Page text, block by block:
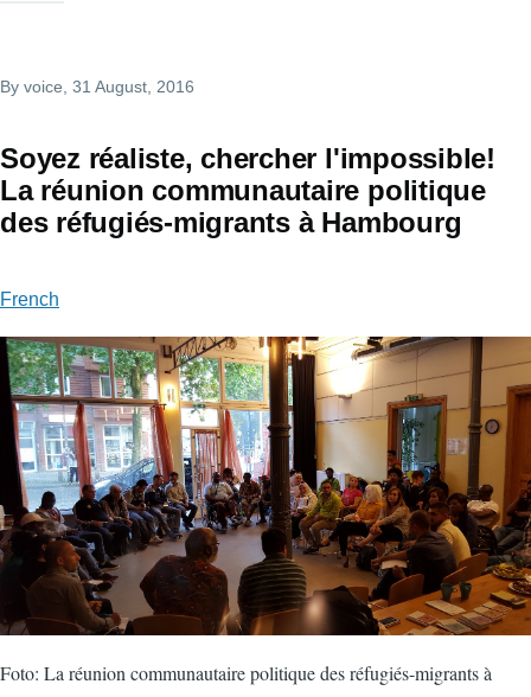
By voice, 31 August, 2016
Soyez réaliste, chercher l'impossible!
La réunion communautaire politique
des réfugiés-migrants à Hambourg
French
Foto: La réunion communautaire politique des réfugiés-migrants à